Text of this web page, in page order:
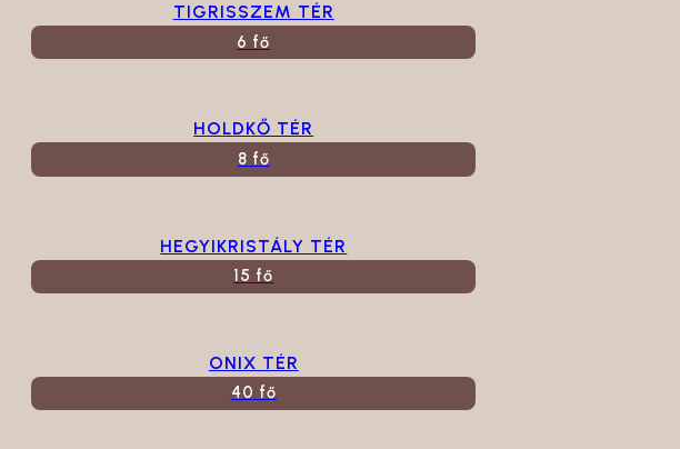
TIGRISSZEM TÉR
6 fő
HOLDKŐ TÉR
8 fő
HEGYIKRISTÁLY TÉR
15 fő
ONIX TÉR
40 fő